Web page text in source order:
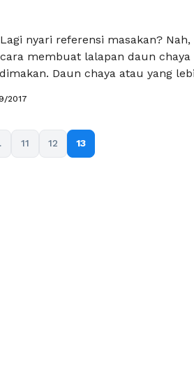
nyari referensi masakan?
membuat lalapan daun chaya
Daun chaya atau yang
langsung saja di cek
2017
11 12 13